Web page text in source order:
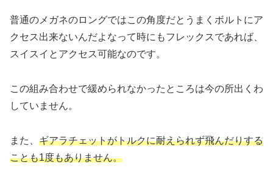
普通のメガネのロングではこの角度だとうまくボルトにア
クセス出来ないんだよなって時にもフレックスであれば、
スイスイとアクセス可能なのです。
この組み合わせで緩められなかったところは今の所出くわ
していません。
また、 ギアラチェットがトルクに耐えられず飛んだりする
ことも1度もありません。